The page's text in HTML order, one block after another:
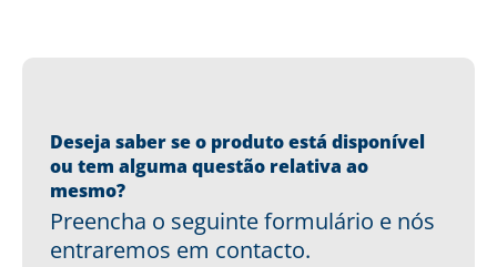
Deseja saber se o produto está disponível
ou tem alguma questão relativa ao
mesmo?
Preencha o seguinte formulário e nós
entraremos em contacto.